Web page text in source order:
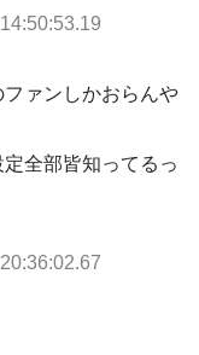
ァンしかおらんや
全部皆知ってるっ